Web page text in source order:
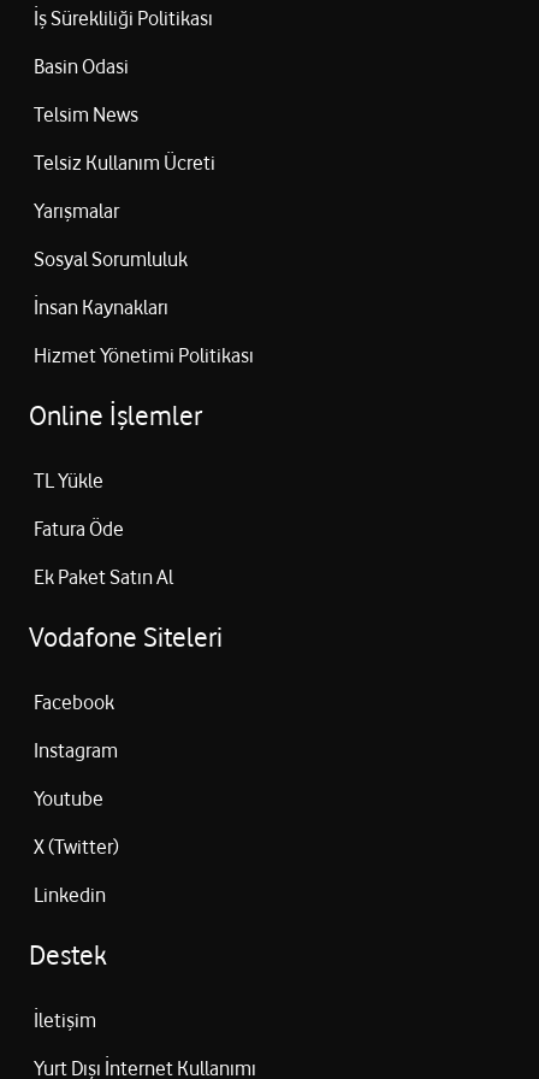
İş Sürekliliği Politikası
Basin Odasi
Telsim News
Telsiz Kullanım Ücreti
Yarışmalar
Sosyal Sorumluluk
İnsan Kaynakları
Hizmet Yönetimi Politikası
Online İşlemler
TL Yükle
Fatura Öde
Ek Paket Satın Al
Vodafone Siteleri
Facebook
Instagram
Youtube
X (Twitter)
Linkedin
Destek
İletişim
Yurt Dışı İnternet Kullanımı